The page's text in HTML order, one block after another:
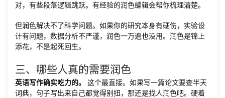
对，有些段落逻辑跳跃。有经验的润色编辑会帮你梳理清楚。
但润色解决不了科学问题。如果你的研究本身有硬伤，实验设
计有问题，数据分析不严谨，润色一万遍也没用。润色是锦上
添花，不是起死回生。
三、哪些人真的需要润色
英语写作确实吃力的。
这个最直接。如果写一篇论文要查半天
词典，句子写出来自己都觉得别扭，那还是找人润色吧。硬着